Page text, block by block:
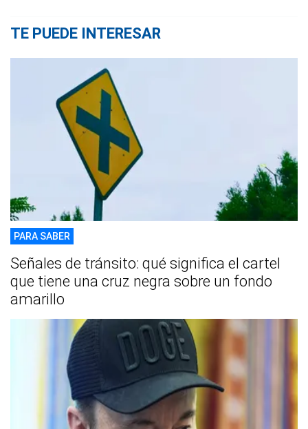
TE PUEDE INTERESAR
PARA SABER
Señales de tránsito: qué significa el cartel
que tiene una cruz negra sobre un fondo
amarillo